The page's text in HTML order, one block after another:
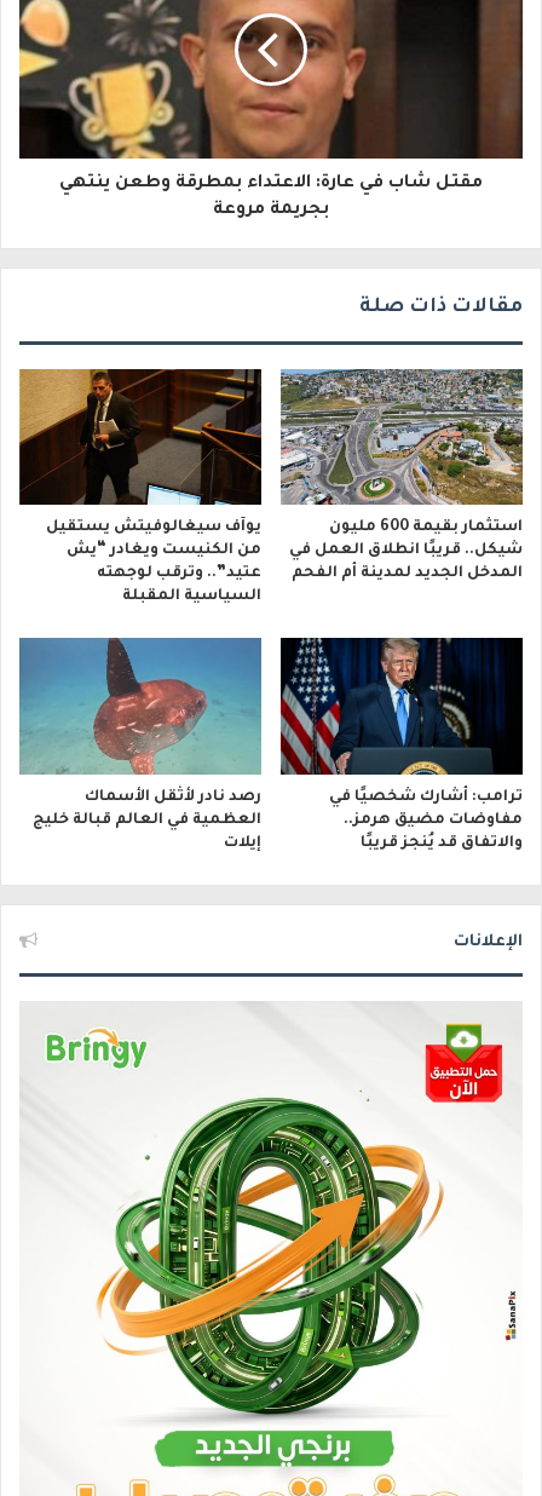
مقتل شاب في عارة: الاعتداء بمطرقة وطعن ينتهي
بجريمة مروعة
مقالات ذات صلة
استثمار بقيمة 600 مليون
شيكل.. قريبًا انطلاق العمل في
المدخل الجديد لمدينة أم الفحم
يوآف سيغالوفيتش يستقيل
من الكنيست ويغادر “يش
عتيد”.. وترقب لوجهته
السياسية المقبلة
ترامب: أشارك شخصيًا في
مفاوضات مضيق هرمز..
والاتفاق قد يُنجز قريبًا
رصد نادر لأثقل الأسماك
العظمية في العالم قبالة خليج
إيلات
الإعلانات